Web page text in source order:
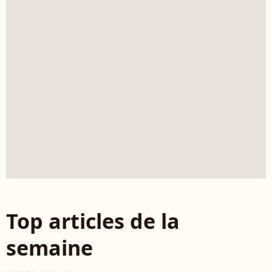
Top articles de la
semaine